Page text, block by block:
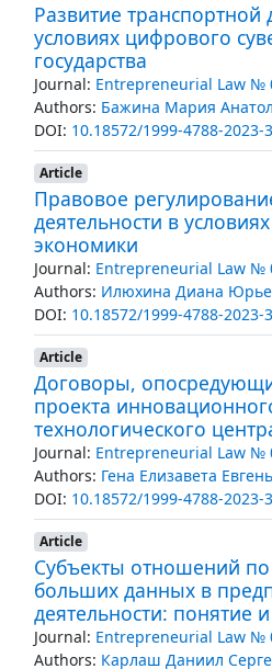
Развитие транспортной
условиях цифрового
государства
Journal: Entrepreneurial Law №
Authors: Бажина Мария
DOI: 10.18572/1999-4788-2023-
Article
Правовое
деятельности в
экономики
Journal: Entrepreneurial Law №
Authors: Илюхина Диана
DOI: 10.18572/1999-4788-2023-
Article
Договоры,
проекта
технологического
Journal: Entrepreneurial Law №
Authors: Гена Елизавета
DOI: 10.18572/1999-4788-2023-
Article
Субъекты отношений
больших данных в
деятельности: понятие
Journal: Entrepreneurial Law №
Authors: Карлаш Даниил